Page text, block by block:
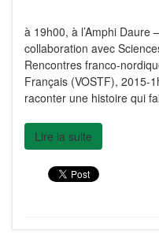
à 19h00, à l’Amphi
collaboration avec
Rencontres franco-
Français (VOSTF), 2015-
raconter une histoire qui
Lire la suite